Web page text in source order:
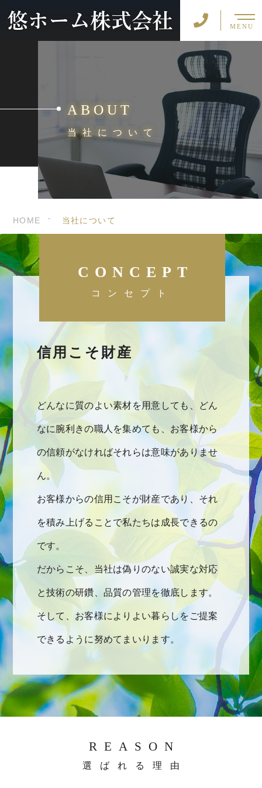
MENU
ABOUT
当社について
HOME 当社について
CONCEPT
コンセプト
信用こそ財産
どんなに質のよい素材を用意しても、どん
なに腕利きの職人を集めても、お客様から
の信頼がなければそれらは意味がありませ
ん。
お客様からの信用こそが財産であり、それ
を積み上げることで私たちは成長できるの
です。
だからこそ、当社は偽りのない誠実な対応
と技術の研鑽、品質の管理を徹底します。
そして、お客様によりよい暮らしをご提案
できるように努めてまいります。
REASON
選ばれる理由